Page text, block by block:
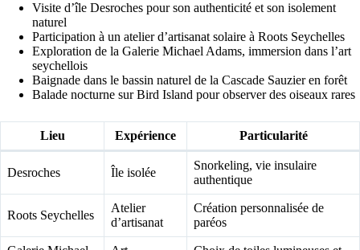
Visite d’île Desroches pour son authenticité et son isolement
naturel
Participation à un atelier d’artisanat solaire à Roots Seychelles
Exploration de la Galerie Michael Adams, immersion dans l’art
seychellois
Baignade dans le bassin naturel de la Cascade Sauzier en forêt
Balade nocturne sur Bird Island pour observer des oiseaux rares
Lieu Expérience Particularité
Desroches Île isolée
Snorkeling, vie insulaire
authentique
Roots Seychelles
Atelier
d’artisanat
Création personnalisée de
paréos